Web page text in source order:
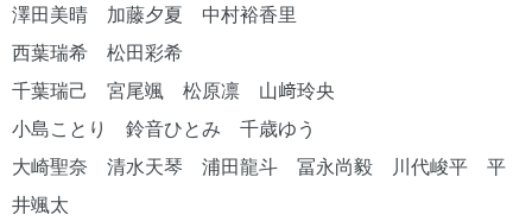
澤田美晴 加藤夕夏 中村裕香里
西葉瑞希 松田彩希
千葉瑞己 宮尾颯 松原凛 山﨑玲央
小島ことり 鈴音ひとみ 千歳ゆう
大崎聖奈 清水天琴 浦田龍斗 冨永尚毅 川代峻平 平
井颯太